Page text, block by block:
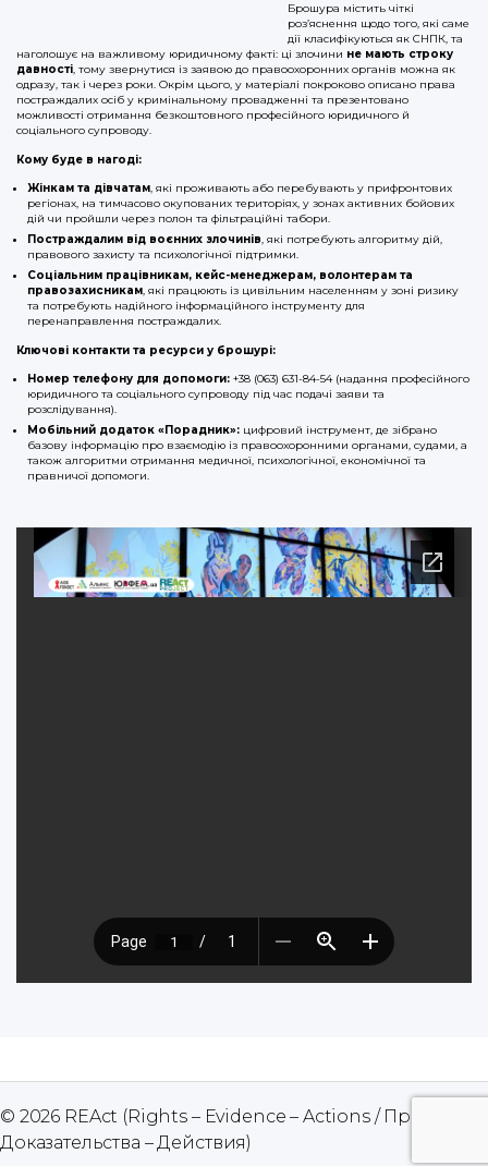
Брошура містить чіткі
роз’яснення щодо того, які саме
дії класифікуються як СНПК, та
наголошує на важливому юридичному факті: ці злочини не мають строку
давності, тому звернутися із заявою до правоохоронних органів можна як
одразу, так і через роки. Окрім цього, у матеріалі покроково описано права
постраждалих осіб у кримінальному провадженні та презентовано
можливості отримання безкоштовного професійного юридичного й
соціального супроводу.
Кому буде в нагоді:
Жінкам та дівчатам, які проживають або перебувають у прифронтових
регіонах, на тимчасово окупованих територіях, у зонах активних бойових
дій чи пройшли через полон та фільтраційні табори.
Постраждалим від воєнних злочинів, які потребують алгоритму дій,
правового захисту та психологічної підтримки.
Соціальним працівникам, кейс-менеджерам, волонтерам та
правозахисникам, які працюють із цивільним населенням у зоні ризику
та потребують надійного інформаційного інструменту для
перенаправлення постраждалих.
Ключові контакти та ресурси у брошурі:
Номер телефону для допомоги: +38 (063) 631-84-54 (надання професійного
юридичного та соціального супроводу під час подачі заяви та
розслідування).
Мобільний додаток «Порадник»: цифровий інструмент, де зібрано
базову інформацію про взаємодію із правоохоронними органами, судами, а
також алгоритми отримання медичної, психологічної, економічної та
правничої допомоги.
© 2026 REAct (Rights – Evidence – Actions / Права –
Доказательства – Действия)